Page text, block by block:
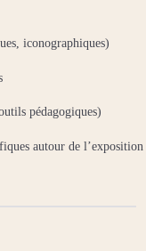
iconographiques)
pédagogiques)
autour de l’exposition